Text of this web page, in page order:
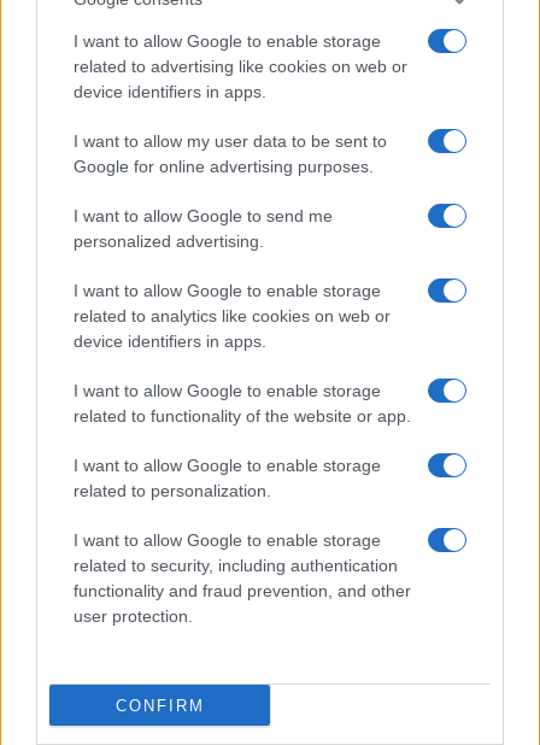
I want to allow Google to enable storage
related to advertising like cookies on web or
device identifiers in apps.
I want to allow my user data to be sent to
Google for online advertising purposes.
I want to allow Google to send me
personalized advertising.
I want to allow Google to enable storage
related to analytics like cookies on web or
device identifiers in apps.
I want to allow Google to enable storage
related to functionality of the website or app.
I want to allow Google to enable storage
related to personalization.
I want to allow Google to enable storage
related to security, including authentication
functionality and fraud prevention, and other
user protection.
CONFIRM
Continua a leggere
LIFESTYLE